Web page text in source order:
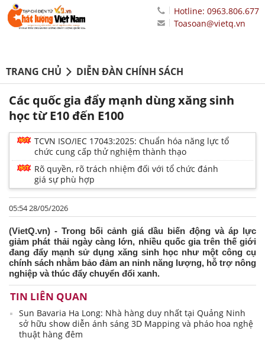
Hotline: 0963.806.677
Toasoan@vietq.vn
TRANG CHỦ DIỄN ĐÀN CHÍNH SÁCH
Các quốc gia đẩy mạnh dùng xăng sinh
học từ E10 đến E100
TCVN ISO/IEC 17043:2025: Chuẩn hóa năng lực tổ
chức cung cấp thử nghiệm thành thạo
Rõ quyền, rõ trách nhiệm đối với tổ chức đánh
giá sự phù hợp
05:54 28/05/2026
(VietQ.vn) - Trong bối cảnh giá dầu biến động và áp lực
giảm phát thải ngày càng lớn, nhiều quốc gia trên thế giới
đang đẩy mạnh sử dụng xăng sinh học như một công cụ
chính sách nhằm bảo đảm an ninh năng lượng, hỗ trợ nông
nghiệp và thúc đẩy chuyển đổi xanh.
TIN LIÊN QUAN
Sun Bavaria Ha Long: Nhà hàng duy nhất tại Quảng Ninh
sở hữu show diễn ánh sáng 3D Mapping và pháo hoa nghệ
thuật hàng đêm